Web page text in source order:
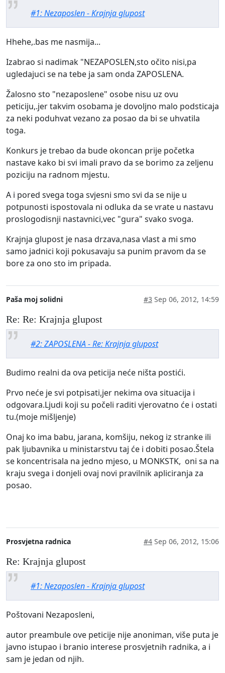
#1: Nezaposlen - Krajnja glupost
Hhehe,.bas me nasmija...
Izabrao si nadimak "NEZAPOSLEN,sto očito nisi,pa
ugledajuci se na tebe ja sam onda ZAPOSLENA.
Žalosno sto "nezaposlene" osobe nisu uz ovu
peticiju,.jer takvim osobama je dovoljno malo podsticaja
za neki poduhvat vezano za posao da bi se uhvatila
toga.
Konkurs je trebao da bude okoncan prije početka
nastave kako bi svi imali pravo da se borimo za zeljenu
poziciju na radnom mjestu.
A i pored svega toga svjesni smo svi da se nije u
potpunosti ispostovala ni odluka da se vrate u nastavu
proslogodisnji nastavnici,vec "gura" svako svoga.
Krajnja glupost je nasa drzava,nasa vlast a mi smo
samo jadnici koji pokusavaju sa punim pravom da se
bore za ono sto im pripada.
Paša moj solidni #3 Sep 06, 2012, 14:59
Re: Re: Krajnja glupost
#2: ZAPOSLENA - Re: Krajnja glupost
Budimo realni da ova peticija neće ništa postići.
Prvo neće je svi potpisati,jer nekima ova situacija i
odgovara.Ljudi koji su počeli raditi vjerovatno će i ostati
tu.(moje mišljenje)
Onaj ko ima babu, jarana, komšiju, nekog iz stranke ili
pak ljubavnika u ministarstvu taj će i dobiti posao.Štela
se koncentrisala na jedno mjeso, u MONKSTK, oni sa na
kraju svega i donjeli ovaj novi pravilnik apliciranja za
posao.
Prosvjetna radnica #4 Sep 06, 2012, 15:06
Re: Krajnja glupost
#1: Nezaposlen - Krajnja glupost
Poštovani Nezaposleni,
autor preambule ove peticije nije anoniman, više puta je
javno istupao i branio interese prosvjetnih radnika, a i
sam je jedan od njih.